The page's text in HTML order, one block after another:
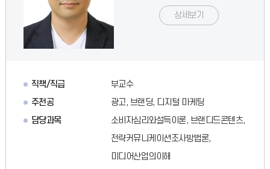
상세보기
직책/직급
부교수
주전공
광고, 브랜딩, 디지털 마케팅
담당과목
소비자심리와설득이론, 브랜디드콘텐츠,
전략커뮤니케이션조사방법론,
미디어산업의이해